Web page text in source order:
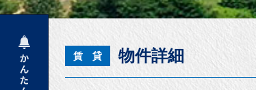
賃 貸 物件詳細